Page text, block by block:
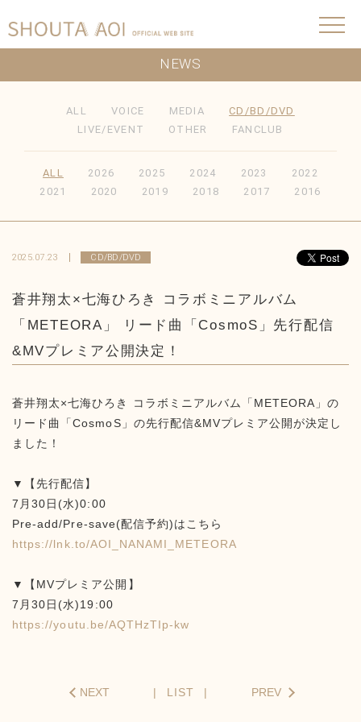
NEWS
ALL VOICE MEDIA
CD/BD/DVD
LIVE/EVENT
OTHER FANCLUB
ALL 2026 2025 2024 2023
2022
2021
2020 2019 2018 2017 2016
2025.07.23 CD/BD/DVD
蒼井翔太×七海ひろき コラボミニアルバム
「METEORA」 リード曲「CosmoS」先行配信
&MVプレミア公開決定！
蒼井翔太×七海ひろき コラボミニアルバム「METEORA」の
リード曲「CosmoS」の先行配信&MVプレミア公開が決定し
ました！
▼【先行配信】
7月30日(水)0:00
Pre-add/Pre-save(配信予約)はこちら
https://lnk.to/AOI_NANAMI_METEORA
▼【MVプレミア公開】
7月30日(水)19:00
https://youtu.be/AQTHzTIp-kw
NEXT LIST PREV